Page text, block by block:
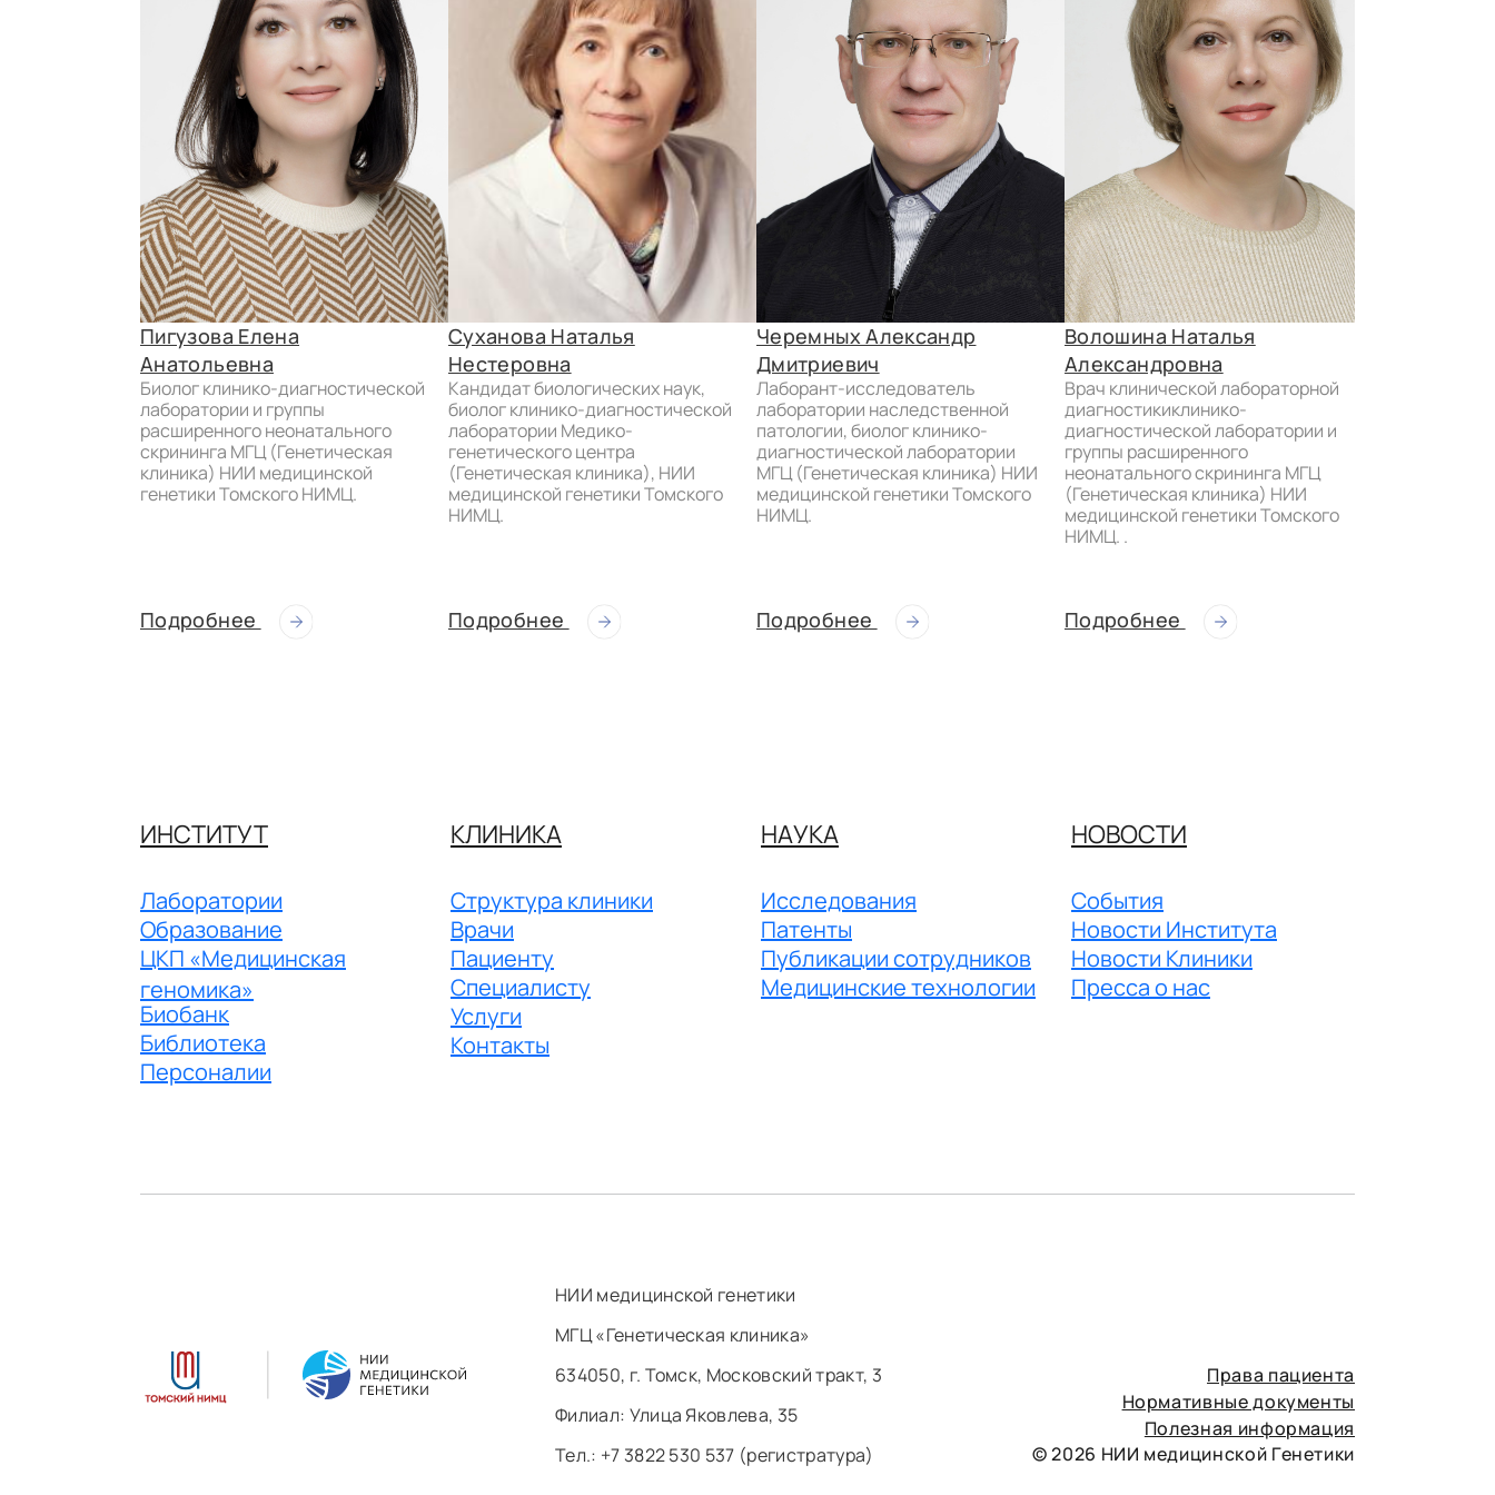
Пигузова Елена
Анатольевна
биолог клинико-диагностической
лаборатории и группы
расширенного неонатального
скрининга МГЦ (Генетическая
клиника) НИИ медицинской
генетики Томского НИМЦ.
Подробнее
Суханова Наталья
Нестеровна
кандидат биологических наук,
биолог клинико-диагностической
лаборатории Медико-
генетического центра
(Генетическая клиника), НИИ
медицинской генетики Томского
НИМЦ.
Подробнее
Черемных Александр
Дмитриевич
лаборант-исследователь
лаборатории наследственной
патологии, биолог клинико-
диагностической лаборатории
МГЦ (Генетическая клиника) НИИ
медицинской генетики Томского
НИМЦ.
Подробнее
Волошина Наталья
Александровна
врач клинической лабораторной
диагностикиклинико-
диагностической лаборатории и
группы расширенного
неонатального скрининга МГЦ
(Генетическая клиника) НИИ
медицинской генетики Томского
НИМЦ. .
Подробнее
ИНСТИТУТ
Лаборатории
Образование
ЦКП «Медицинская
геномика»
Биобанк
Библиотека
Персоналии
КЛИНИКА
Структура клиники
Врачи
Пациенту
Специалисту
Услуги
Контакты
НАУКА
Исследования
Патенты
Публикации сотрудников
Медицинские технологии
НОВОСТИ
События
Новости Института
Новости Клиники
Пресса о нас
НИИ медицинской генетики
МГЦ «Генетическая клиника»
634050, г. Томск, Московский тракт, 3
Филиал: ​Улица Яковлева, 35
Тел.: +7 3822 530 537 (регистратура)
Права пациента
Нормативные документы
Полезная информация
© 2026 НИИ медицинской Генетики